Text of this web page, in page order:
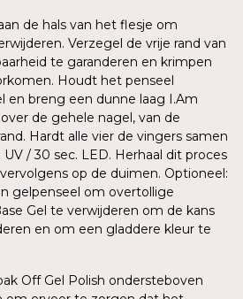
de hals van het flesje om
Verzegel de vrije rand van
te garanderen en krimpen
Houdt het penseel
en breng een dunne laag I.Am
de gehele nagel, van de
Hardt alle vier de vingers samen
/ 30 sec. LED. Herhaal dit proces
op de duimen. Optioneel:
gelpenseel om overtollige
Gel te verwijderen om de kans
en om een gladdere kleur te
Off Gel Polish ondersteboven